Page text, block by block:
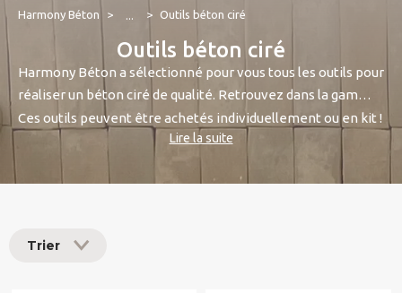
Harmony Béton ... Outils béton ciré
Outils béton ciré
Harmony Béton a sélectionné pour vous tous les outils pour
réaliser un béton ciré de qualité. Retrouvez dans la gamme
PermaPro un ensemble d'outils pour vos travaux : lisseuse
plastique, lisseuses d'angle, lisse, éponge, rouleau laqueur...
Ces outils peuvent être achetés individuellement ou en kit !
Lire la suite
Trier